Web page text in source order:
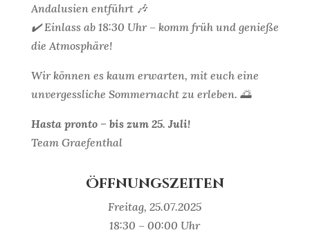
Andalusien entführt 🎶
✔️ Einlass ab 18:30 Uhr – komm früh und genieße
die Atmosphäre!
Wir können es kaum erwarten, mit euch eine
unvergessliche Sommernacht zu erleben. 🌅
Hasta pronto – bis zum 25. Juli!
Team Graefenthal
Öffnungszeiten
Freitag, 25.07.2025
18:30 – 00:00 Uhr